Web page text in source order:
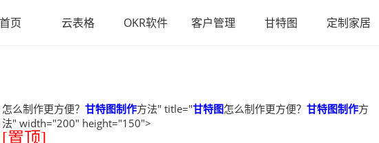
首页 云表格 OKR软件 客户管理 甘特图 定制家居
怎么制作更方便？ 甘特图制作方法" title="甘特图怎么制作更方便？ 甘特图制作方
法" width="200" height="150">
[置顶]